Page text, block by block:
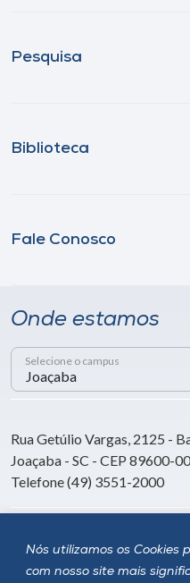
Nós utilizamos os
com nosso site mais
Pesquisa
Biblioteca
Fale Conosco
Onde estamos
Selecione o campus
Rua Getúlio Vargas, 2125 -
Joaçaba - SC - CEP 89600-
Telefone (49) 3551-2000
Siga a Unoesc